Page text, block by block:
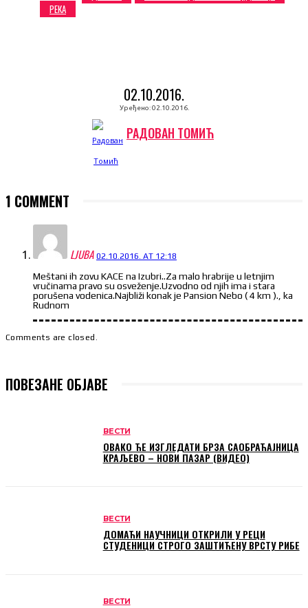
РЕКА
02.10.2016.
Уређено: 02.10.2016.
РАДОВАН ТОМИЋ
1 COMMENT
LJUBA 02.10.2016. AT 12:18
Meštani ih zovu KACE na Izubri..Za malo hrabrije u letnjim
vručinama pravo su osveženje.Uzvodno od njih ima i stara
porušena vodenica.Najbliži konak je Pansion Nebo ( 4 km )., ka
Rudnom
Comments are closed.
ПОВЕЗАНЕ ОБЈАВЕ
ВЕСТИ
ОВАКО ЋЕ ИЗГЛЕДАТИ БРЗА САОБРАЋАЈНИЦА
КРАЉЕВО – НОВИ ПАЗАР (ВИДЕО)
ВЕСТИ
ДОМАЋИ НАУЧНИЦИ ОТКРИЛИ У РЕЦИ
СТУДЕНИЦИ СТРОГО ЗАШТИЋЕНУ ВРСТУ РИБЕ
ВЕСТИ